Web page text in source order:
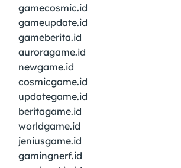
gamecosmic.id
gameupdate.id
gameberita.id
auroragame.id
newgame.id
cosmicgame.id
updategame.id
beritagame.id
worldgame.id
jeniusgame.id
gamingnerf.id